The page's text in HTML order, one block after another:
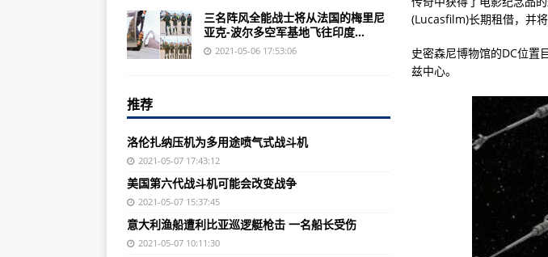
埃及从法国订购更多战机
日本正在为其F-35隐形战斗机舰队投入巨资
英国新的暴风雨隐形战斗机存在一个成本大问题
为什么俄罗斯仍未放弃使用T-80坦克
这款新的美军狙击步枪可以改变口径
(Lucasfilm)长期租借，并
史密森尼博物馆的DC位置
兹中心。
三名阵风全能战士将从法国的梅里尼
亚克-波尔多空军基地飞往印度...
2021-05-06 17:53:06
推荐
洛伦扎纳压机为多用途喷气式战斗机
2021-05-07 17:43:12
美国第六代战斗机可能会改变战争
2021-05-07 15:37:45
意大利渔船遭利比亚巡逻艇枪击 一名船长受伤
2021-05-07 10:11:30